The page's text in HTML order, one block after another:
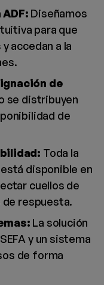
Diseñamos
para que
accedan a la
de
se distribuyen
de
Toda la
disponible en
cuellos de
respuesta.
La solución
y un sistema
de forma